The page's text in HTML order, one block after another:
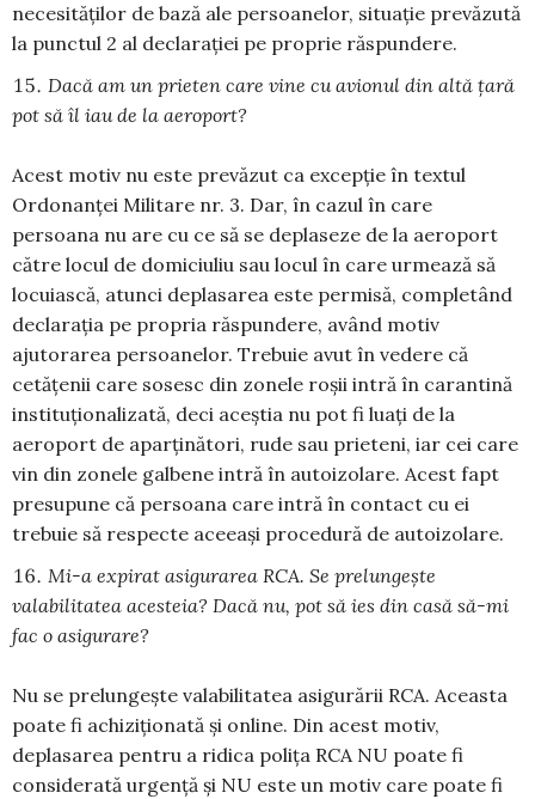
necesităților de bază ale persoanelor, situație prevăzută
la punctul 2 al declarației pe proprie răspundere.
Dacă am un prieten care vine cu avionul din altă țară
pot să îl iau de la aeroport?
Acest motiv nu este prevăzut ca excepție în textul
Ordonanței Militare nr. 3. Dar, în cazul în care
persoana nu are cu ce să se deplaseze de la aeroport
către locul de domiciuliu sau locul în care urmează să
locuiască, atunci deplasarea este permisă, completând
declarația pe propria răspundere, având motiv
ajutorarea persoanelor. Trebuie avut în vedere că
cetățenii care sosesc din zonele roșii intră în carantină
instituționalizată, deci aceștia nu pot fi luați de la
aeroport de aparținători, rude sau prieteni, iar cei care
vin din zonele galbene intră în autoizolare. Acest fapt
presupune că persoana care intră în contact cu ei
trebuie să respecte aceeași procedură de autoizolare.
Mi-a expirat asigurarea RCA. Se prelungește
valabilitatea acesteia? Dacă nu, pot să ies din casă să-mi
fac o asigurare?
Nu se prelungește valabilitatea asigurării RCA. Aceasta
poate fi achiziționată și online. Din acest motiv,
deplasarea pentru a ridica polița RCA NU poate fi
considerată urgență și NU este un motiv care poate fi